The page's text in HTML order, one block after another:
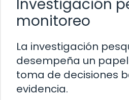
Investigación
monitoreo
La investigación
desempeña un
toma de decisiones
evidencia.